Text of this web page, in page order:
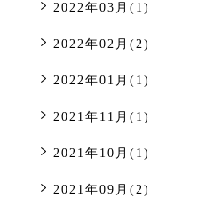
2022年03月(1)
2022年02月(2)
2022年01月(1)
2021年11月(1)
2021年10月(1)
2021年09月(2)